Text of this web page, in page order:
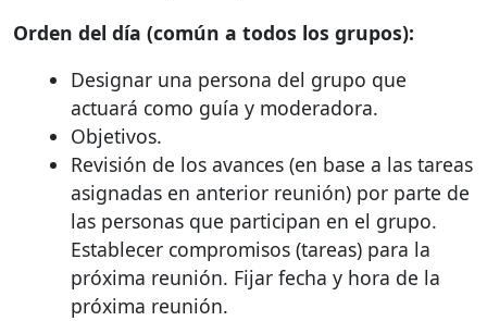
Orden del día (común a todos los grupos):
Designar una persona del grupo que
actuará como guía y moderadora.
Objetivos.
Revisión de los avances (en base a las tareas
asignadas en anterior reunión) por parte de
las personas que participan en el grupo.
Establecer compromisos (tareas) para la
próxima reunión. Fijar fecha y hora de la
próxima reunión.